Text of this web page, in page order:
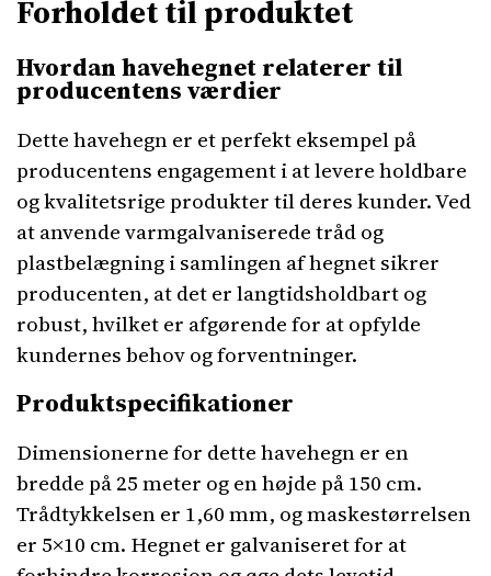
Forholdet til produktet
Hvordan havehegnet relaterer til
producentens værdier
Dette havehegn er et perfekt eksempel på
producentens engagement i at levere holdbare
og kvalitetsrige produkter til deres kunder. Ved
at anvende varmgalvaniserede tråd og
plastbelægning i samlingen af hegnet sikrer
producenten, at det er langtidsholdbart og
robust, hvilket er afgørende for at opfylde
kundernes behov og forventninger.
Produktspecifikationer
Dimensionerne for dette havehegn er en
bredde på 25 meter og en højde på 150 cm.
Trådtykkelsen er 1,60 mm, og maskestørrelsen
er 5×10 cm. Hegnet er galvaniseret for at